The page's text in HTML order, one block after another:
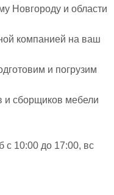
Новгороду и области
компанией на ваш
и погрузим
и сборщиков мебели
с 10:00 до 17:00, вс